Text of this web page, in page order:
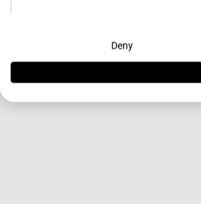
Use limited data to select advertising
Deny